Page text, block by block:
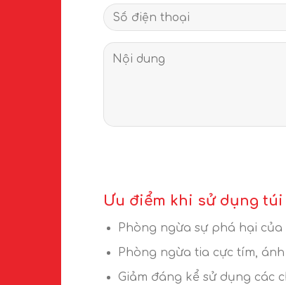
Ưu điểm khi sử dụng
Phòng ngừa sự phá hại
Phòng ngừa tia cực tím,
Giảm đáng kể sử dụng các